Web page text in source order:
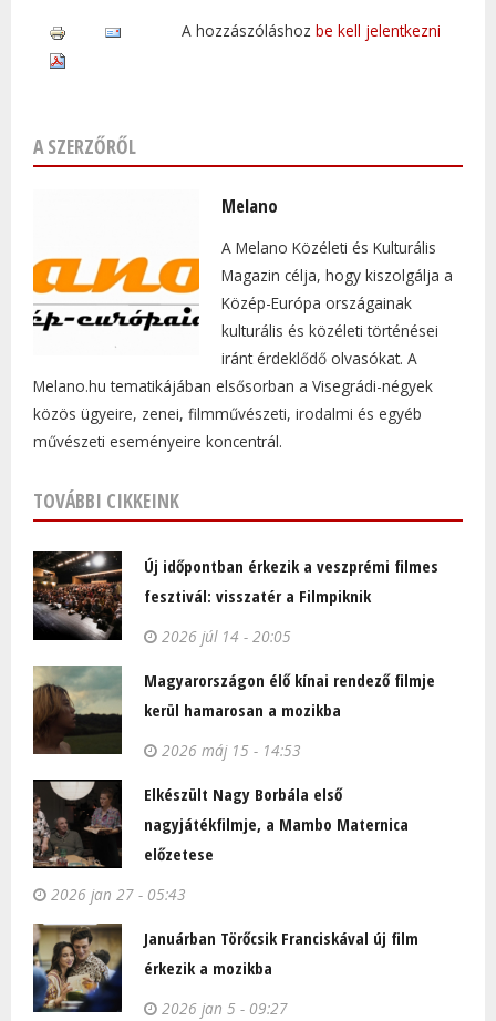
A hozzászóláshoz be kell jelentkezni
A SZERZŐRŐL
Melano
A Melano Közéleti és Kulturális
Magazin célja, hogy kiszolgálja a
Közép-Európa országainak
kulturális és közéleti történései
iránt érdeklődő olvasókat. A
Melano.hu tematikájában elsősorban a Visegrádi-négyek
közös ügyeire, zenei, filmművészeti, irodalmi és egyéb
művészeti eseményeire koncentrál.
TOVÁBBI CIKKEINK
Új időpontban érkezik a veszprémi filmes
fesztivál: visszatér a Filmpiknik
2026 júl 14 - 20:05
Magyarországon élő kínai rendező filmje
kerül hamarosan a mozikba
2026 máj 15 - 14:53
Elkészült Nagy Borbála első
nagyjátékfilmje, a Mambo Maternica
előzetese
2026 jan 27 - 05:43
Januárban Törőcsik Franciskával új film
érkezik a mozikba
2026 jan 5 - 09:27